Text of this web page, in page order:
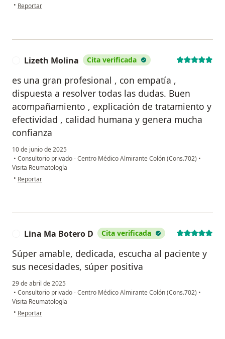
• en opinión del usuario Luz Stella Galindo
Reportar
Lizeth Molina Cita verificada
es una gran profesional , con empatía ,
dispuesta a resolver todas las dudas. Buen
acompañamiento , explicación de tratamiento y
efectividad , calidad humana y genera mucha
confianza
10 de junio de 2025
• Consultorio privado - Centro Médico Almirante Colón (Cons.702) •
Visita Reumatología
• en opinión del usuario Lizeth Molina
Reportar
Lina Ma Botero D Cita verificada
Súper amable, dedicada, escucha al paciente y
sus necesidades, súper positiva
29 de abril de 2025
• Consultorio privado - Centro Médico Almirante Colón (Cons.702) •
Visita Reumatología
• en opinión del usuario Lina Ma Botero D
Reportar